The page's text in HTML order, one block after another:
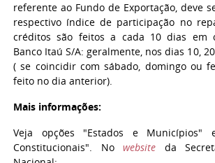
referente ao Fundo de Exportação, deve
respectivo índice de participação no
créditos são feitos a cada 10 dias em
Banco Itaú S/A: geralmente, nos dias 10,
( se coincidir com sábado, domingo ou
feito no dia anterior).
Mais informações:
Veja opções "Estados e Municípios"
Constitucionais". No website da